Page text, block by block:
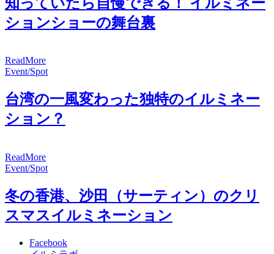
ションショーの舞台裏
ReadMore
Event/Spot
台湾の一風変わった独特のイルミネー
ション？
ReadMore
Event/Spot
冬の香港、沙田（サーティン）のクリ
スマスイルミネーション
Facebook